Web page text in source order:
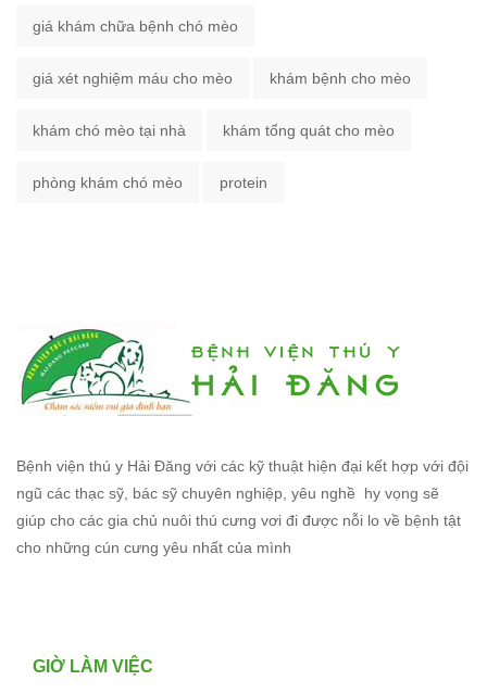
giá khám chữa bệnh chó mèo
giá xét nghiệm máu cho mèo khám bệnh cho mèo
khám chó mèo tại nhà khám tổng quát cho mèo
phòng khám chó mèo protein
Bệnh viện thú y Hải Đăng với các kỹ thuật hiện đại kết hợp với đội
ngũ các thạc sỹ, bác sỹ chuyên nghiệp, yêu nghề hy vọng sẽ
giúp cho các gia chủ nuôi thú cưng vơi đi được nỗi lo về bệnh tật
cho những cún cưng yêu nhất của mình
GIỜ LÀM VIỆC